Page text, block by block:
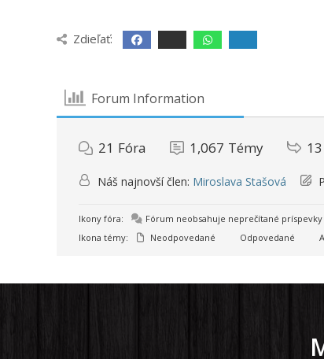
Zdieľať:
Forum Information
21 Fóra 1,067 Témy
Náš najnovší člen: Miroslava Stašová
Ikony fóra: Fórum neobsahuje neprečítané príspevky
Ikona témy:
Neodpovedané Odpovedané